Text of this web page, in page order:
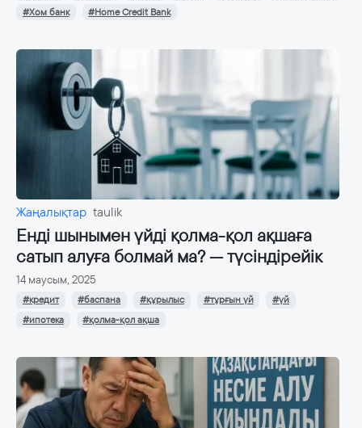
#Хом банк
#Home Credit Bank
Жаңалықтар taulik
Енді шынымен үйді қолма-қол ақшаға
сатып алуға болмай ма? — түсіндірейік
14 маусым, 2025
#кредит #баспана #құрылыс #тұрғын үй
#үй
#ипотека
#қолма-қол ақша